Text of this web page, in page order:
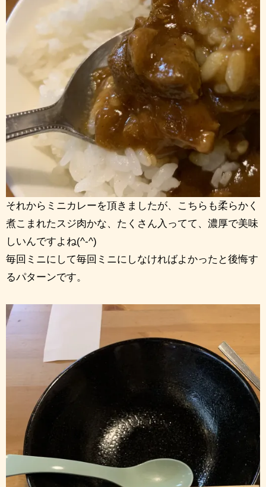
それからミニカレーを頂きましたが、こちらも柔らかく
煮こまれたスジ肉かな、たくさん入ってて、濃厚で美味
しいんですよね(^-^)
毎回ミニにして毎回ミニにしなければよかったと後悔す
るパターンです。